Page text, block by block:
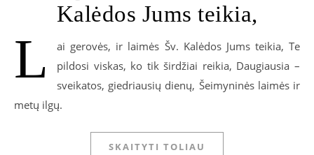
Kalėdos Jums teikia,
L
ai gerovės, ir laimės Šv. Kalėdos Jums teikia, Te
pildosi viskas, ko tik širdžiai reikia, Daugiausia –
sveikatos, giedriausių dienų, Šeimyninės laimės ir
metų ilgų.
SKAITYTI TOLIAU